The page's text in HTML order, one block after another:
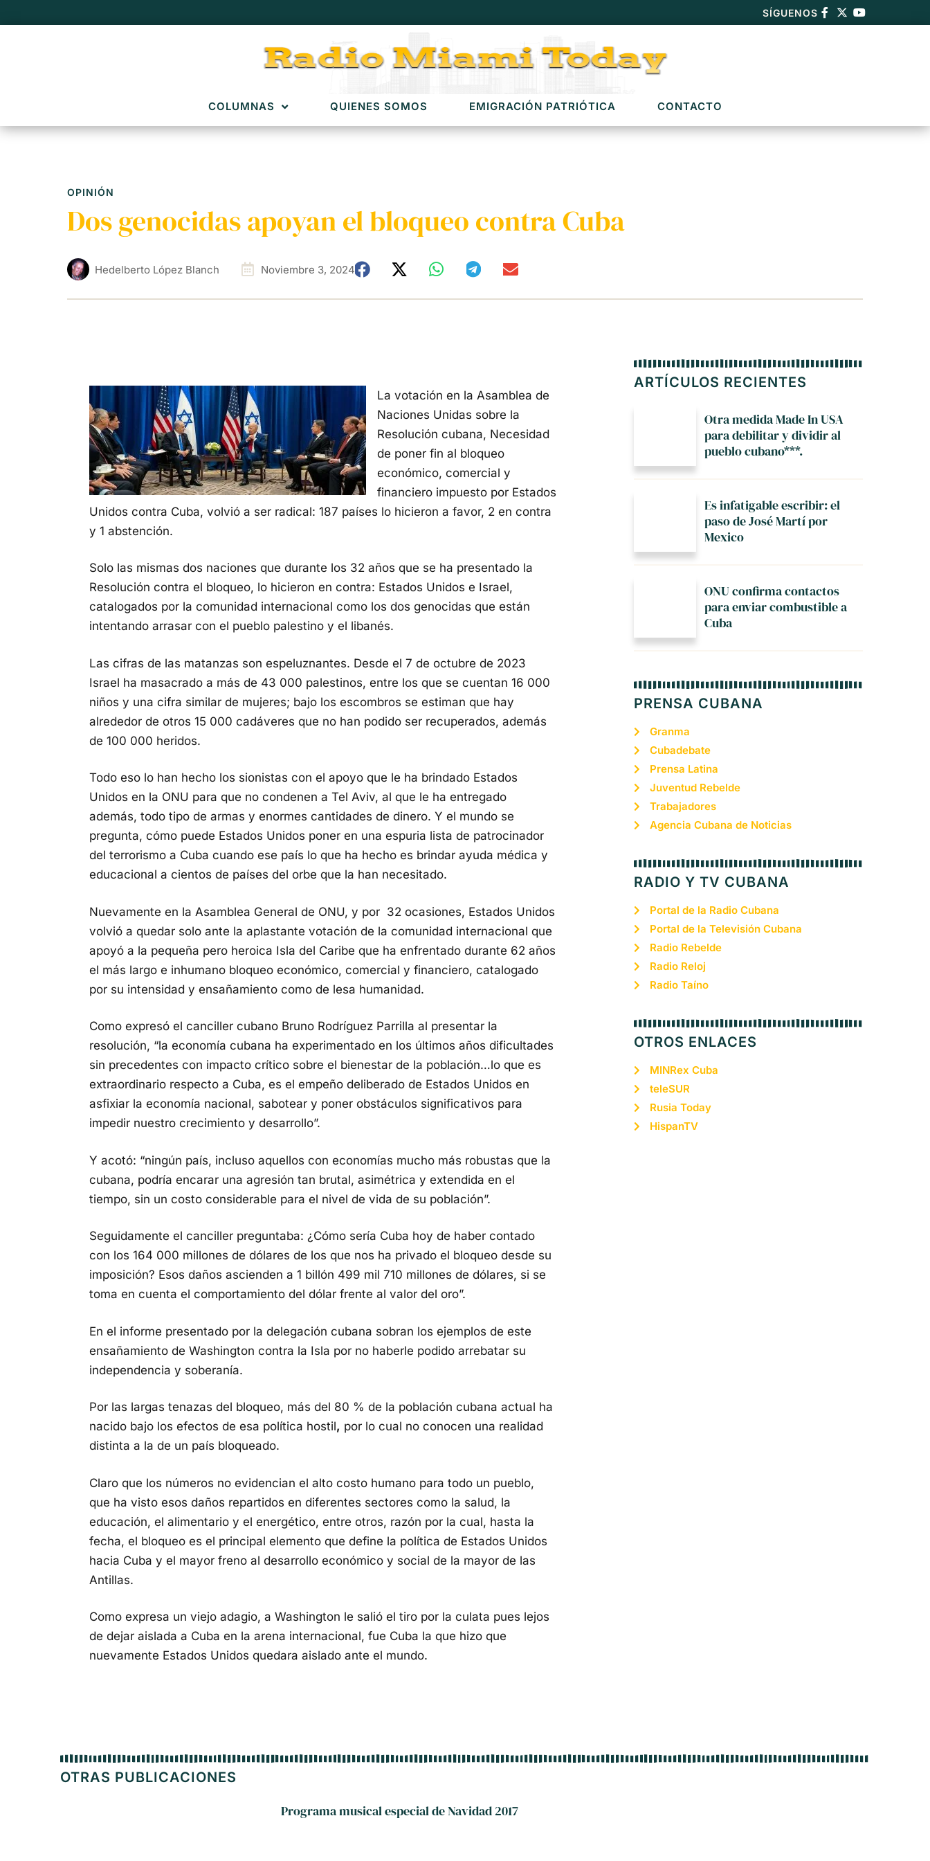
SÍGUENOS
COLUMNAS QUIENES SOMOS EMIGRACIÓN PATRIÓTICA CONTACTO
OPINIÓN
Dos genocidas apoyan el bloqueo contra Cuba
Hedelberto López Blanch Noviembre 3, 2024
La votación en la Asamblea de
Naciones Unidas sobre la
Resolución cubana, Necesidad
de poner fin al bloqueo
económico, comercial y
financiero impuesto por Estados
Unidos contra Cuba, volvió a ser radical: 187 países lo hicieron a favor, 2 en contra
y 1 abstención.
Solo las mismas dos naciones que durante los 32 años que se ha presentado la
Resolución contra el bloqueo, lo hicieron en contra: Estados Unidos e Israel,
catalogados por la comunidad internacional como los dos genocidas que están
intentando arrasar con el pueblo palestino y el libanés.
Las cifras de las matanzas son espeluznantes. Desde el 7 de octubre de 2023
Israel ha masacrado a más de 43 000 palestinos, entre los que se cuentan 16 000
niños y una cifra similar de mujeres; bajo los escombros se estiman que hay
alrededor de otros 15 000 cadáveres que no han podido ser recuperados, además
de 100 000 heridos.
Todo eso lo han hecho los sionistas con el apoyo que le ha brindado Estados
Unidos en la ONU para que no condenen a Tel Aviv, al que le ha entregado
además, todo tipo de armas y enormes cantidades de dinero. Y el mundo se
pregunta, cómo puede Estados Unidos poner en una espuria lista de patrocinador
del terrorismo a Cuba cuando ese país lo que ha hecho es brindar ayuda médica y
educacional a cientos de países del orbe que la han necesitado.
Nuevamente en la Asamblea General de ONU, y por 32 ocasiones, Estados Unidos
volvió a quedar solo ante la aplastante votación de la comunidad internacional que
apoyó a la pequeña pero heroica Isla del Caribe que ha enfrentado durante 62 años
el más largo e inhumano bloqueo económico, comercial y financiero, catalogado
por su intensidad y ensañamiento como de lesa humanidad.
Como expresó el canciller cubano Bruno Rodríguez Parrilla al presentar la
resolución, “la economía cubana ha experimentado en los últimos años dificultades
sin precedentes con impacto crítico sobre el bienestar de la población…lo que es
extraordinario respecto a Cuba, es el empeño deliberado de Estados Unidos en
asfixiar la economía nacional, sabotear y poner obstáculos significativos para
impedir nuestro crecimiento y desarrollo”.
Y acotó: “ningún país, incluso aquellos con economías mucho más robustas que la
cubana, podría encarar una agresión tan brutal, asimétrica y extendida en el
tiempo, sin un costo considerable para el nivel de vida de su población”.
Seguidamente el canciller preguntaba: ¿Cómo sería Cuba hoy de haber contado
con los 164 000 millones de dólares de los que nos ha privado el bloqueo desde su
imposición? Esos daños ascienden a 1 billón 499 mil 710 millones de dólares, si se
toma en cuenta el comportamiento del dólar frente al valor del oro”.
En el informe presentado por la delegación cubana sobran los ejemplos de este
ensañamiento de Washington contra la Isla por no haberle podido arrebatar su
independencia y soberanía.
Por las largas tenazas del bloqueo, más del 80 % de la población cubana actual ha
nacido bajo los efectos de esa política hostil, por lo cual no conocen una realidad
distinta a la de un país bloqueado.
Claro que los números no evidencian el alto costo humano para todo un pueblo,
que ha visto esos daños repartidos en diferentes sectores como la salud, la
educación, el alimentario y el energético, entre otros, razón por la cual, hasta la
fecha, el bloqueo es el principal elemento que define la política de Estados Unidos
hacia Cuba y el mayor freno al desarrollo económico y social de la mayor de las
Antillas.
Como expresa un viejo adagio, a Washington le salió el tiro por la culata pues lejos
de dejar aislada a Cuba en la arena internacional, fue Cuba la que hizo que
nuevamente Estados Unidos quedara aislado ante el mundo.
ARTÍCULOS RECIENTES
Otra medida Made In USA
para debilitar y dividir al
pueblo cubano***.
Es infatigable escribir: el
paso de José Martí por
Mexico
ONU confirma contactos
para enviar combustible a
Cuba
PRENSA CUBANA
Granma
Cubadebate
Prensa Latina
Juventud Rebelde
Trabajadores
Agencia Cubana de Noticias
RADIO Y TV CUBANA
Portal de la Radio Cubana
Portal de la Televisión Cubana
Radio Rebelde
Radio Reloj
Radio Taíno
OTROS ENLACES
MINRex Cuba
teleSUR
Rusia Today
HispanTV
OTRAS PUBLICACIONES
Programa musical especial de Navidad 2017